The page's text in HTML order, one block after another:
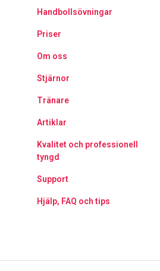
Handbollsövningar
Priser
Om oss
Stjärnor
Tränare
Artiklar
Kvalitet och professionell
tyngd
Support
Hjälp, FAQ och tips